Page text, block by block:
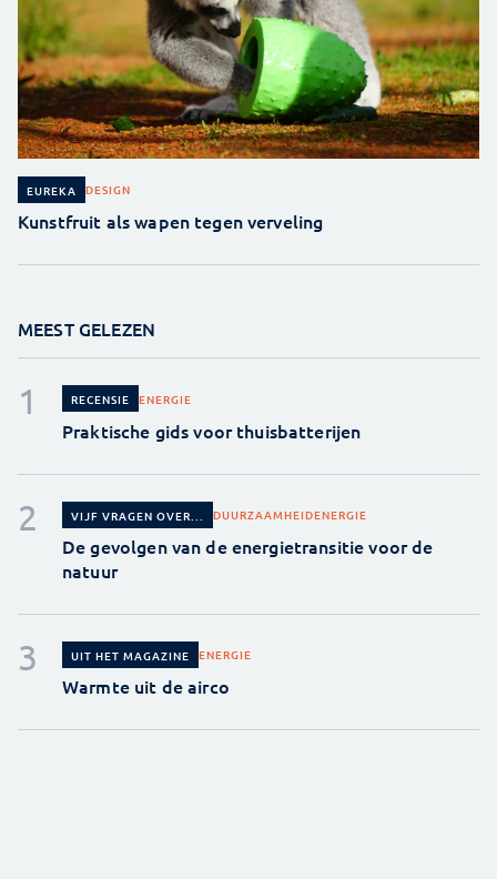
EUREKA DESIGN
Kunstfruit als wapen tegen verveling
MEEST GELEZEN
RECENSIE ENERGIE
Praktische gids voor thuisbatterijen
VIJF VRAGEN OVER... DUURZAAMHEIDENERGIE
De gevolgen van de energietransitie voor de
natuur
UIT HET MAGAZINE ENERGIE
Warmte uit de airco